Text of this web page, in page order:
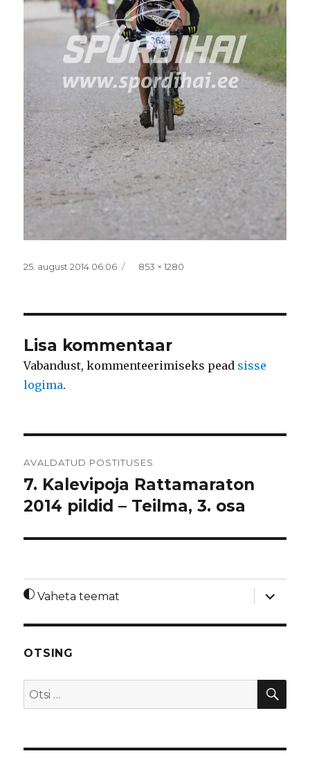
Postitatud
25. august 2014 06:06 Täissuurus
853 × 1280
Lisa kommentaar
Vabandust, kommenteerimiseks pead sisse
logima.
AVALDATUD POSTITUSES
7. Kalevipoja Rattamaraton
2014 pildid – Teilma, 3. osa
Vaheta teemat
laienda
OTSING
Otsi: